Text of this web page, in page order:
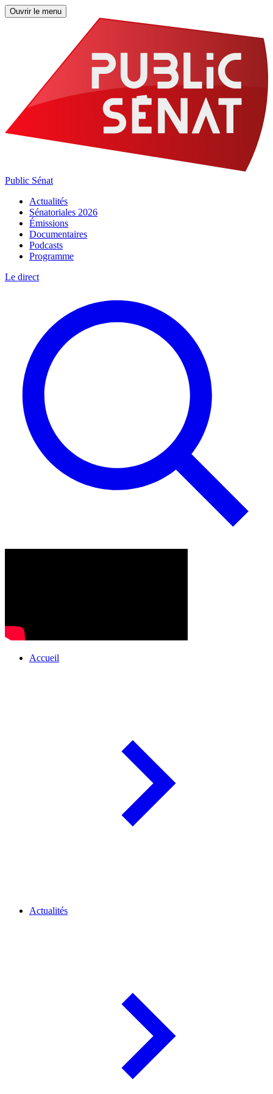
Ouvrir le menu
Public Sénat
Actualités
Sénatoriales 2026
Émissions
Documentaires
Podcasts
Programme
Le direct
Accueil
Actualités